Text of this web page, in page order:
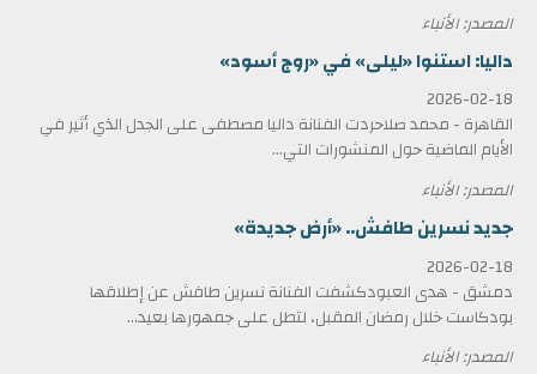
المصدر: الأنباء
داليا: استنوا «ليلى» في «روج أسود»
2026-02-18
القاهرة - محمد صلاحردت الفنانة داليا مصطفى على الجدل الذي أثير في
الأيام الماضية حول المنشورات التي...
المصدر: الأنباء
جديد نسرين طافش.. «أرض جديدة»
2026-02-18
دمشق - هدى العبودكشفت الفنانة نسرين طافش عن إطلاقها
بودكاست خلال رمضان المقبل، لتطل على جمهورها بعيد...
المصدر: الأنباء